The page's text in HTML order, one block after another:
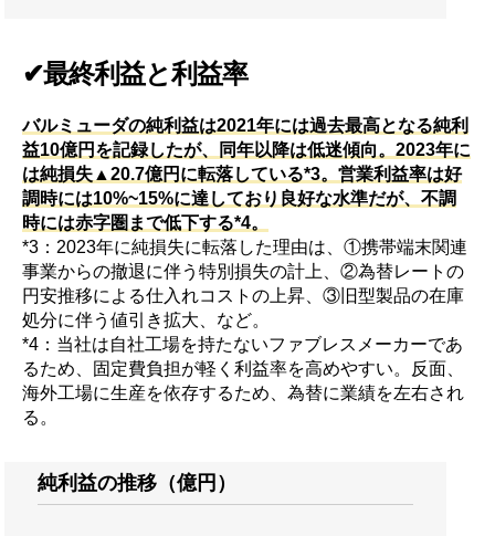
✔最終利益と利益率
バルミューダの純利益は2021年には過去最高となる純利
益10億円を記録したが、同年以降は低迷傾向。2023年に
は純損失▲20.7億円に転落している*3。営業利益率は好
調時には10%~15%に達しており良好な水準だが、不調
時には赤字圏まで低下する*4。
*3：2023年に純損失に転落した理由は、①携帯端末関連
事業からの撤退に伴う特別損失の計上、②為替レートの
円安推移による仕入れコストの上昇、③旧型製品の在庫
処分に伴う値引き拡大、など。
*4：当社は自社工場を持たないファブレスメーカーであ
るため、固定費負担が軽く利益率を高めやすい。反面、
海外工場に生産を依存するため、為替に業績を左右され
る。
純利益の推移（億円）